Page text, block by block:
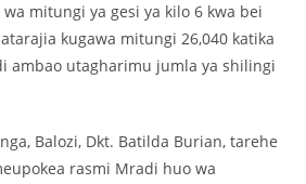
mitungi ya gesi ya kilo 6 kwa bei
kugawa mitungi 26,040 katika
ambao utagharimu jumla ya shilingi
Balozi, Dkt. Batilda Burian, tarehe
rasmi Mradi huo wa